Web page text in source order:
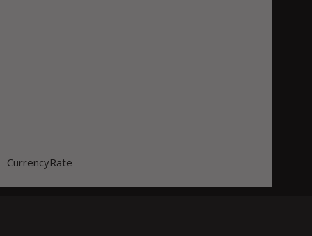
CurrencyRate